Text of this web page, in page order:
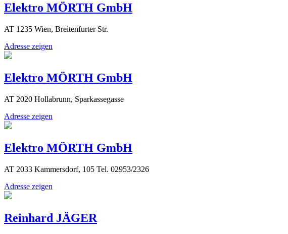
Elektro MÖRTH GmbH
AT 1235 Wien, Breitenfurter Str.
Adresse zeigen
Elektro MÖRTH GmbH
AT 2020 Hollabrunn, Sparkassegasse
Adresse zeigen
Elektro MÖRTH GmbH
AT 2033 Kammersdorf, 105 Tel. 02953/2326
Adresse zeigen
Reinhard JÄGER